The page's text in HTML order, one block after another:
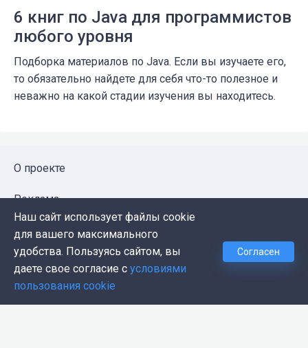
6 книг по Java для программистов
любого уровня
Подборка материалов по Java. Если вы изучаете его,
то обязательно найдете для себя что-то полезное и
неважно на какой стадии изучения вы находитесь.
О проекте
Реклама
Публичная оферта
Политика конфиденциальности
Контакты
Наш сайт использует файлы cookie
для вашего максимального
удобства. Пользуясь сайтом, вы
даете свое согласие с условиями
пользования cookie
Согласен